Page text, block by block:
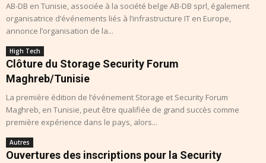
AB-DB en Tunisie, associée à la société belge AB-DB sprl, également
organisatrice d’événements liés à l’infrastructure IT en Europe,
annonce l’organisation de la...
High Tech
Clôture du Storage Security Forum
Maghreb/Tunisie
La première édition de l’événement Storage et Security Forum
Maghreb, en Tunisie, peut être qualifiée de grand succès comme
première expérience dans le pays, alors...
Autres
Ouvertures des inscriptions pour la Security